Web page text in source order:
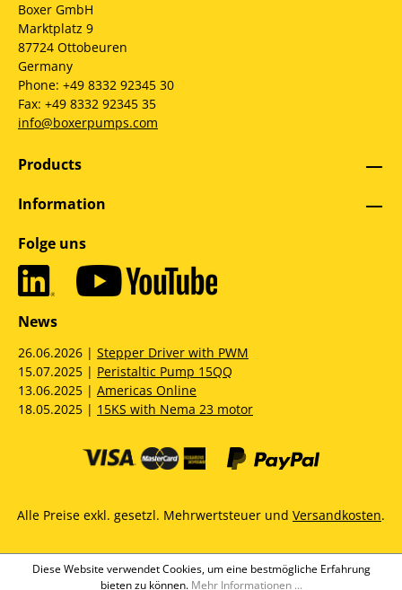
Boxer GmbH
Marktplatz 9
87724 Ottobeuren
Germany
Phone: +49 8332 92345 30
Fax: +49 8332 92345 35
info@boxerpumps.com
Products
Information
Folge uns
News
26.06.2026 | Stepper Driver with PWM
15.07.2025 | Peristaltic Pump 15QQ
13.06.2025 | Americas Online
18.05.2025 | 15KS with Nema 23 motor
Alle Preise exkl. gesetzl. Mehrwertsteuer und Versandkosten.
Diese Website verwendet Cookies, um eine bestmögliche Erfahrung
bieten zu können. Mehr Informationen ...